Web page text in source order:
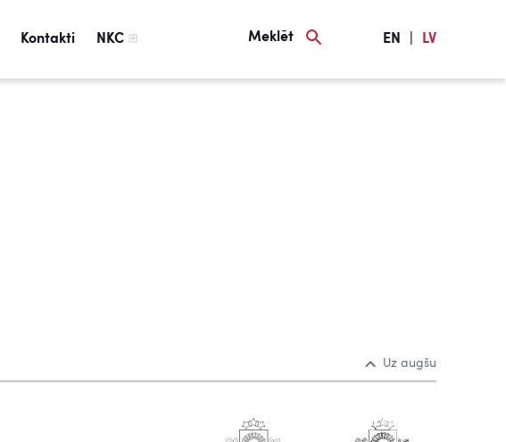
Kontakti NKC Meklēt EN LV
Uz augšu